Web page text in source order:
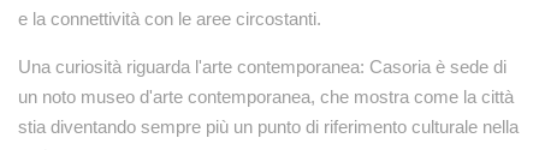
e la connettività con le aree circostanti.
Una curiosità riguarda l'arte contemporanea: Casoria è sede di
un noto museo d'arte contemporanea, che mostra come la città
stia diventando sempre più un punto di riferimento culturale nella